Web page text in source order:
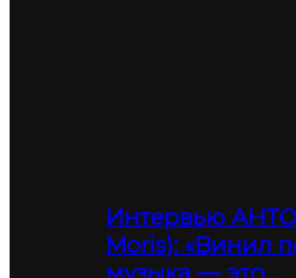
Интервью
Moris): «Винил